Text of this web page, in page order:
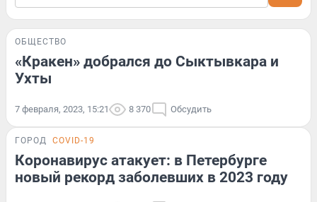
ОБЩЕСТВО
«Кракен» добрался до Сыктывкара и
Ухты
7 февраля, 2023, 15:21 8 370 Обсудить
ГОРОД COVID-19
Коронавирус атакует: в Петербурге
новый рекорд заболевших в 2023 году